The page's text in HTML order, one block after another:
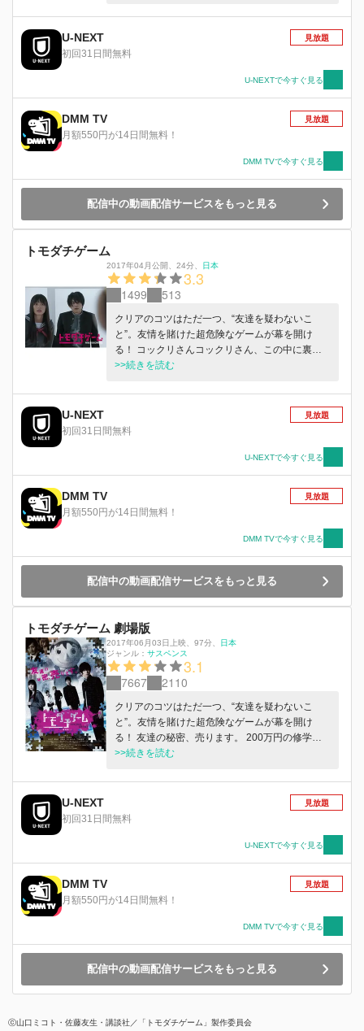
き「陰口スゴロク」もクリアした友一たちは、つ
いに自分たちをトモダチゲームに引きずり込ん
だ“裏切り者”が美笠であることをつきとめた。し
マを進める。こんな危険なゲームを商売にしてい
る運営サイドをつぶすために。そして美笠もまた
友一と同じ道を選んだ。 最終ゲームの「友情か
くれんぼ」は対戦形式。チーム内で「隠れる役」
と「探す役」に分かれ、相手チームの「隠れる
役」を先に見つけたチームの勝ち。負ければ借金
は倍になる。対するKチームはリーダーの門倉十
蔵を中心に協力し合って勝ち上がってきた男子高
校生5人組。おまけに友一と美笠のチームには得
体の知れない水瀬マリア（上野優華）が加わるこ
ギブアップしないことを信じてKチームへの罠を
仕掛けるが……。
U-NEXT
初回31日間無料
見放題
U-NEXTで今すぐ見る
DMM TV
月額550円が14日間無料！
見放題
DMM TVで今すぐ見る
配信中の動画配信サービスをもっと見る
トモダチゲーム
2017年04月公開、 24分、 日本
3.3
1499 513
クリアのコツはただ一つ、“友達を疑わないこ
と”。友情を賭けた超危険なゲームが幕を開け
る！ コックリさんコックリさん、この中に裏切
り者はいますか？ 高校の修学旅行費としてクラ
育てられた貧乏学生の片切友一（吉沢亮）は、責
任を感じた副委員長の沢良宜志法（内田理央）か
ら手紙で呼び出されるが、そこには友一から呼び
智（山田裕貴）、四部誠（大倉士門）、心木ゆと
り（根本凪）がいた。何者かに襲われた5人は白
い壁の部屋に閉じ込められ、アニメキャラの被り
ものをしたマナブから衝撃の事実を告げられる。
5人のうちの誰かが2,000万円の借金返済のため
「トモダチゲーム」に申し込んだというのだ。友
一たちはその人物を助けるためにゲームへの参加
を決意する。こうして第1ゲーム「コックリさん
ゲーム」が始まった・・・・・・。
>>続きを読む
U-NEXT
初回31日間無料
見放題
U-NEXTで今すぐ見る
DMM TV
月額550円が14日間無料！
見放題
DMM TVで今すぐ見る
配信中の動画配信サービスをもっと見る
トモダチゲーム 劇場版
2017年06月03日上映、 97分、 日本
ジャンル： サスペンス
3.1
7667 2110
クリアのコツはただ一つ、“友達を疑わないこ
と”。友情を賭けた超危険なゲームが幕を開け
る！ 友達の秘密、売ります。 200万円の修学旅
行費が盗まれて「トモダチゲーム」に参加するこ
田理央）、美笠天智（山田裕貴）、四部誠（大倉
士門）、心木ゆとり（根本凪）。5人の中の誰か
が2,000万の借金を負い、それを返済するために
クリアすれば借金はゼロになるが、失敗すれば一
人400万円ずつ負担しなければならない。友達の
ためにリスクを負って救いの手を差し伸べること
ができるか？5人の友情が試される究極の頭脳戦
がスタートした。 1stステージ「コックリさんゲ
ーム」をクリアした友一たちは2ndステージ「陰
口スゴロク」にコマを進める。友達の秘密をバラ
せばバラすほど有利になるルールだが、全員が陰
口ペーパーを白紙で提出しようと心を一つにする
友一たち。しかし借金の額は膨らみ、ついに誰か
良宜志法は、昔、美笠天智とつき合っていた」。
>>続きを読む
U-NEXT
初回31日間無料
見放題
U-NEXTで今すぐ見る
DMM TV
月額550円が14日間無料！
見放題
DMM TVで今すぐ見る
配信中の動画配信サービスをもっと見る
ⓒ⼭⼝ミコト・佐藤友⽣・講談社／「トモダチゲーム」製作委員会